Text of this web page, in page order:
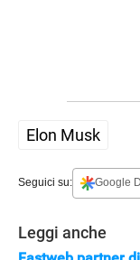
Elon Musk
Seguici su: Google
Leggi anche